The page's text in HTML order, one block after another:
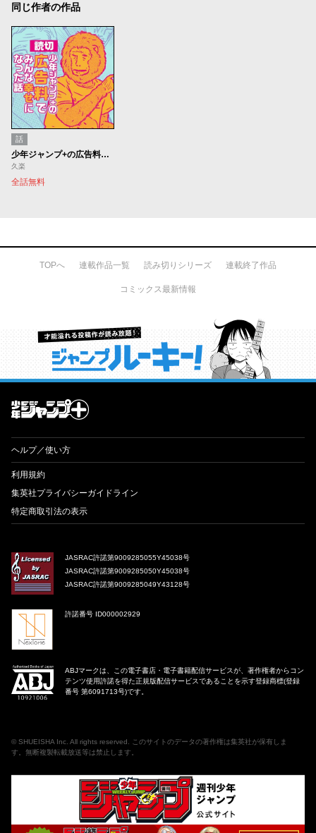
同じ作者の作品
話
少年ジャンプ+の広告料でみんな幸せになった話
久楽
全話無料
TOPへ 連載作品一覧 読み切りシリーズ 連載終了作品
コミックス最新情報
才能溢れる投稿作が読み放題！ ジャンプルーキー！
ヘルプ／使い方
利用規約
集英社プライバシーガイドライン
特定商取引法の表示
JASRAC許諾第9009285055Y45038号
JASRAC許諾第9009285050Y45038号
JASRAC許諾第9009285049Y43128号
許諾番号 ID000002929
ABJマークは、この電子書店・電子書籍配信サービスが、著作権者からコン
テンツ使用許諾を得た正規版配信サービスであることを示す登録商標(登録
番号 第6091713号)です。
© SHUEISHA Inc . All rights reserved. このサイトのデータの著作権は集英社が保有しま
す。無断複製転載放送等は禁止します。